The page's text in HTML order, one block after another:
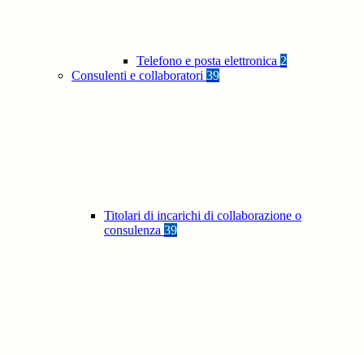
Telefono e posta elettronica 2
Consulenti e collaboratori 39
Titolari di incarichi di collaborazione o
consulenza 39